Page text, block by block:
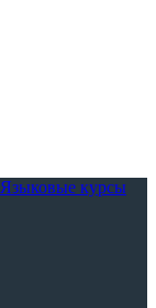
Языковые курсы